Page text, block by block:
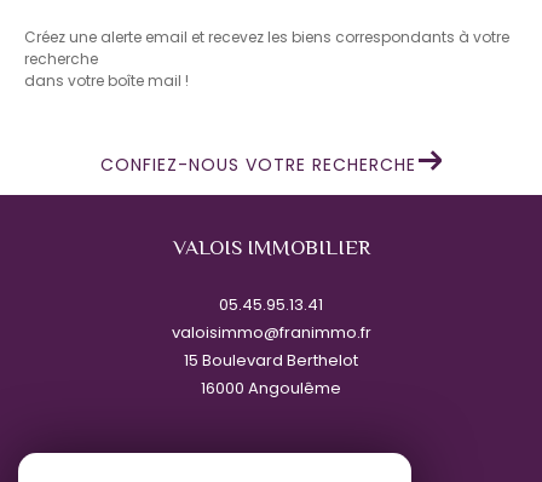
Créez une alerte email et recevez les biens correspondants à votre
recherche
dans votre boîte mail !
CONFIEZ-NOUS VOTRE RECHERCHE
VALOIS IMMOBILIER
05.45.95.13.41
valoisimmo@franimmo.fr
15 Boulevard Berthelot
16000
angoulême